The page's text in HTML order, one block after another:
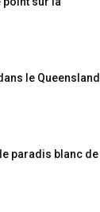
le Queensland
paradis blanc de